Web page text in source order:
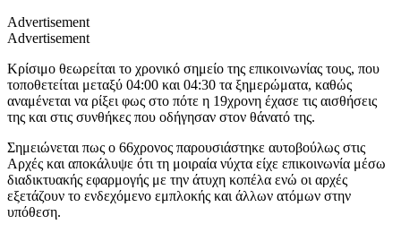
Advertisement
Advertisement
Κρίσιμο θεωρείται το χρονικό σημείο της επικοινωνίας τους, που
τοποθετείται μεταξύ 04:00 και 04:30 τα ξημερώματα, καθώς
αναμένεται να ρίξει φως στο πότε η 19χρονη έχασε τις αισθήσεις
της και στις συνθήκες που οδήγησαν στον θάνατό της.
Σημειώνεται πως ο 66χρονος παρουσιάστηκε αυτοβούλως στις
Αρχές και αποκάλυψε ότι τη μοιραία νύχτα είχε επικοινωνία μέσω
διαδικτυακής εφαρμογής με την άτυχη κοπέλα ενώ οι αρχές
εξετάζουν το ενδεχόμενο εμπλοκής και άλλων ατόμων στην
υπόθεση.